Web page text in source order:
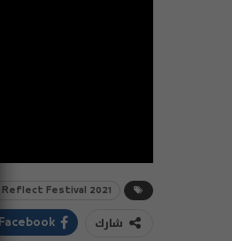
Reflect Festival 2021
شارك Facebook